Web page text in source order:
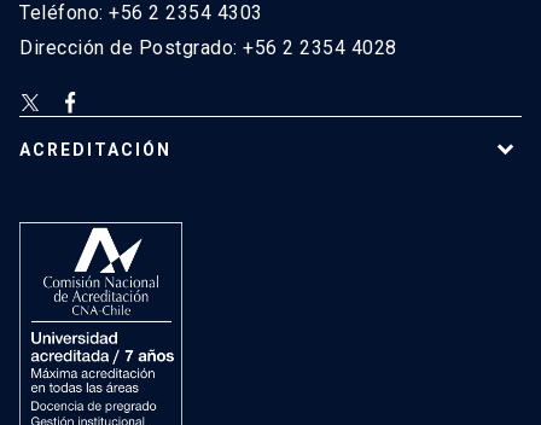
Teléfono: +56 2 2354 4303
Dirección de Postgrado: +56 2 2354 4028
ACREDITACIÓN